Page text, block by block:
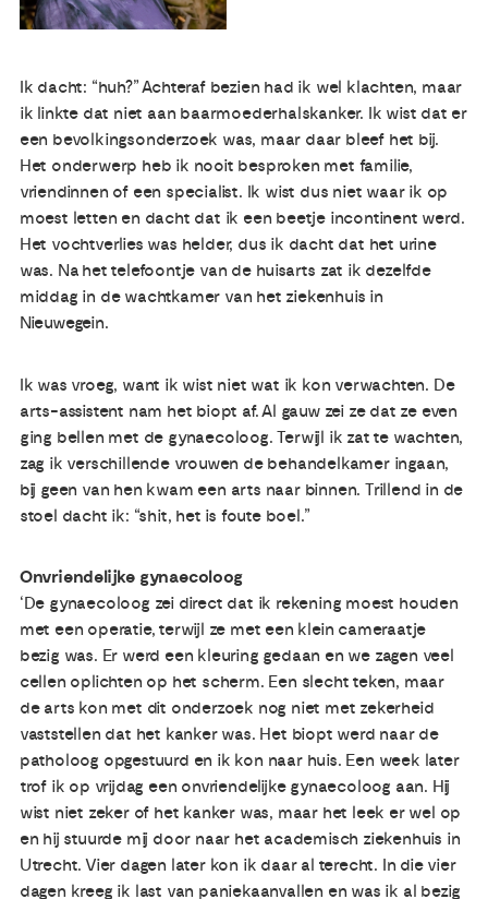
Ik dacht: “huh?” Achteraf bezien had ik wel klachten, maar
ik linkte dat niet aan baarmoederhalskanker. Ik wist dat er
een bevolkingsonderzoek was, maar daar bleef het bij.
Het onderwerp heb ik nooit besproken met familie,
vriendinnen of een specialist. Ik wist dus niet waar ik op
moest letten en dacht dat ik een beetje incontinent werd.
Het vochtverlies was helder, dus ik dacht dat het urine
was. Na het telefoontje van de huisarts zat ik dezelfde
middag in de wachtkamer van het ziekenhuis in
Nieuwegein.
Ik was vroeg, want ik wist niet wat ik kon verwachten. De
arts-assistent nam het biopt af. Al gauw zei ze dat ze even
ging bellen met de gynaecoloog. Terwijl ik zat te wachten,
zag ik verschillende vrouwen de behandelkamer ingaan,
bij geen van hen kwam een arts naar binnen. Trillend in de
stoel dacht ik: “shit, het is foute boel.”
Onvriendelijke gynaecoloog
‘De gynaecoloog zei direct dat ik rekening moest houden
met een operatie, terwijl ze met een klein cameraatje
bezig was. Er werd een kleuring gedaan en we zagen veel
cellen oplichten op het scherm. Een slecht teken, maar
de arts kon met dit onderzoek nog niet met zekerheid
vaststellen dat het kanker was. Het biopt werd naar de
patholoog opgestuurd en ik kon naar huis. Een week later
trof ik op vrijdag een onvriendelijke gynaecoloog aan. Hij
wist niet zeker of het kanker was, maar het leek er wel op
en hij stuurde mij door naar het academisch ziekenhuis in
Utrecht. Vier dagen later kon ik daar al terecht. In die vier
dagen kreeg ik last van paniekaanvallen en was ik al bezig